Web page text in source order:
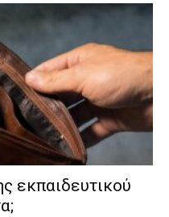
εκπαιδευτικού